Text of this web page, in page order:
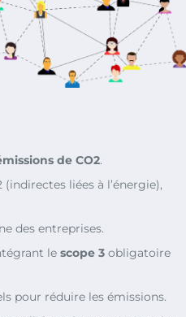
de CO2.
(indirectes liées à l’énergie),
des entreprises.
le scope 3 obligatoire
pour réduire les émissions.